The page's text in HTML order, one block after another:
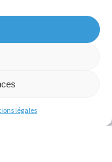
légales
678 220
IEM 630 009 207